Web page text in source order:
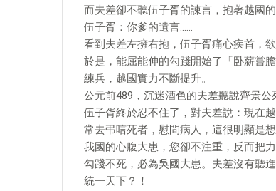
而夫差卻不聽伍子胥的諫言，抱著越國
伍子胥：你爹的遺言……
看到夫差左擁右抱，伍子胥痛心疾首，
於是，能屈能伸的勾踐開始了「卧薪嘗
練兵，越國實力不斷提升。
公元前489，沉迷酒色的夫差聽說齊景
伍子胥終於忍不住了，對夫差說：現在
常去弔唁死者，慰問病人，這很明顯是
我國的心腹大患，您卻不注重，反而把
勾踐不死，必為吳國大患。夫差沒有聽
統一天下？！